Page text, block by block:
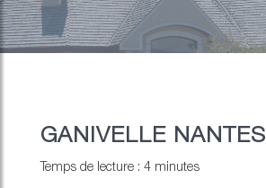
GANIVELLE NANTES
Temps de lecture : 4 minutes